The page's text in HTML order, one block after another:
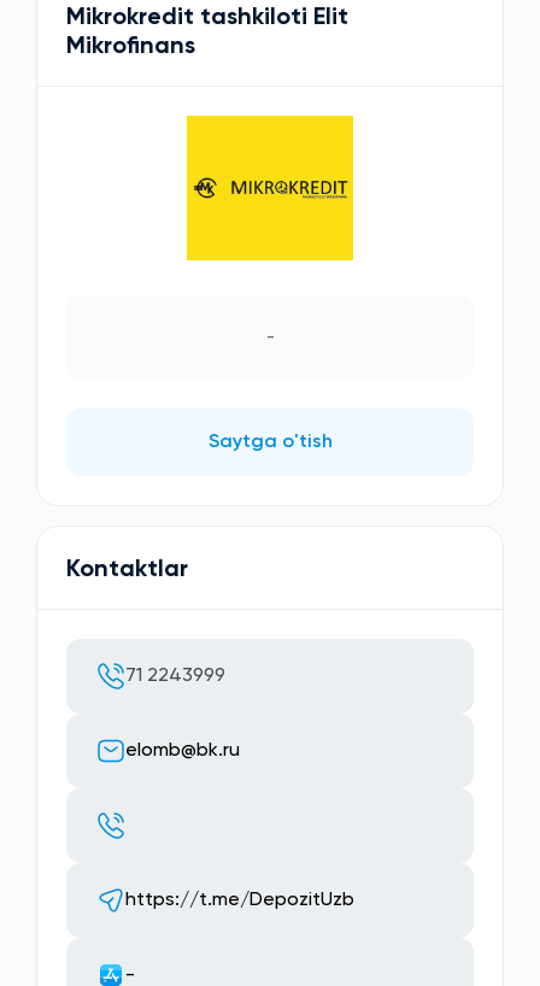
Mikrokredit tashkiloti Elit
Mikrofinans
-
Saytga o'tish
Kontaktlar
71 2243999
elomb@bk.ru
https://t.me/DepozitUzb
-